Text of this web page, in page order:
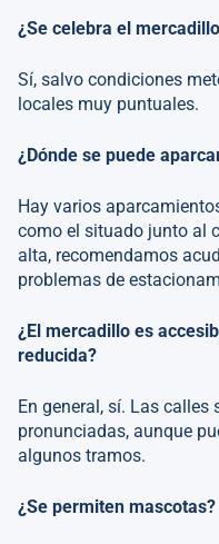
¿Se celebra el
Sí, salvo condiciones
locales muy puntuales.
¿Dónde se puede
Hay varios
como el situado junto al
alta, recomendamos
problemas de
¿El mercadillo es
reducida?
En general, sí. Las
pronunciadas, aunque
algunos tramos.
¿Se permiten mascotas?